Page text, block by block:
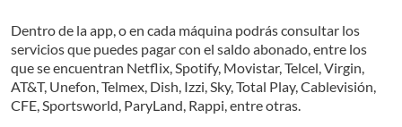
Dentro de la app, o en cada máquina podrás consultar los
servicios que puedes pagar con el saldo abonado, entre los
que se encuentran Netflix, Spotify, Movistar, Telcel, Virgin,
AT&T, Unefon, Telmex, Dish, Izzi, Sky, Total Play, Cablevisión,
CFE, Sportsworld, ParyLand, Rappi, entre otras.